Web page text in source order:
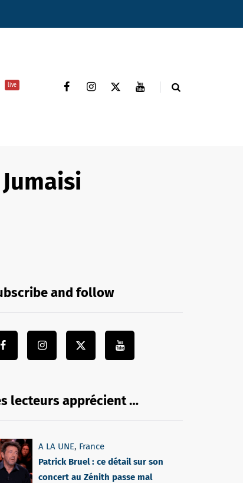
live
and follow
lecteurs apprécient …
A LA UNE, France
Patrick Bruel : ce détail sur son
concert au Zénith passe mal